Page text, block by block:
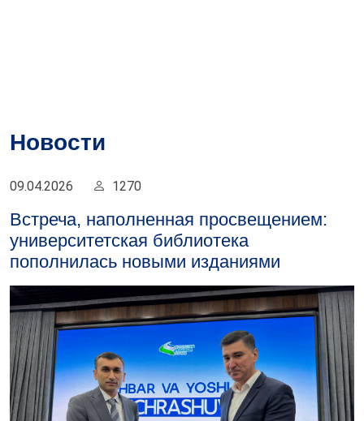
Новости
09.04.2026 1270
Встреча, наполненная просвещением:
университетская библиотека
пополнилась новыми изданиями